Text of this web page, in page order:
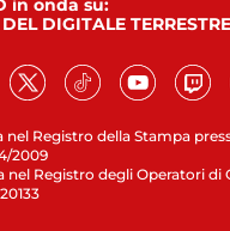
nel Registro della Stampa
2009
nel Registro degli Operatori di
in onda su:
DIGITALE TERRESTRE